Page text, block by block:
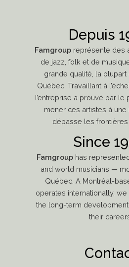
Depuis
Famgroup représente des
de jazz, folk et de
grande qualité, la
Québec. Travaillant à
l’entreprise a prouvé par le
mener ces artistes à
dépasse les frontières
Since
Famgrouphas
and world musicians —
Québec. A Montréal-
operates internationally,
the long-term
their